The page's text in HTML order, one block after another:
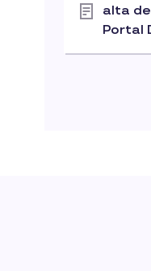
alta
Portal